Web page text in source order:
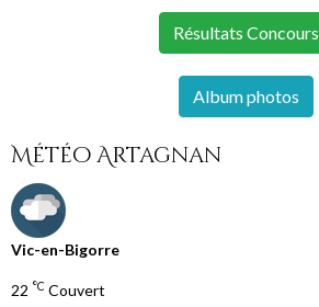
Résultats Concours
Album photos
Météo Artagnan
Vic-en-Bigorre
22 °C Couvert